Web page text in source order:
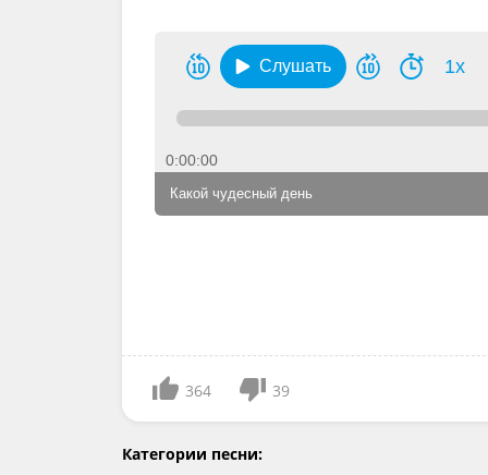
Слушать 1x
0:00:00
Какой чудесный день
364 39
Категории песни: